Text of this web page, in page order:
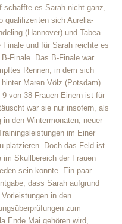
es Sarah nicht ganz,
qualifizeriten sich Aurelia-
(Hannover) und Tabea
und für Sarah reichte es
Finale. Das B-Finale war
Rennen, in dem sich
Maren Völz (Potsdam)
von 38 Frauen-Einern ist für
war sie nur insofern, als
den Wintermonaten, neuer
im Einer
platzieren. Doch das Feld ist
Skullbereich der Frauen
sein konnte. Ein paar
dass Sarah aufgrund
in den
zum
Ende Mai gehören wird,